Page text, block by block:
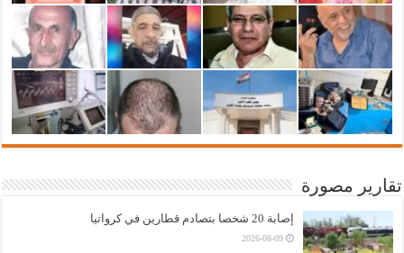
تقارير مصورة
إصابة 20 شخصا بتصادم قطارين في كرواتيا
2026-08-09